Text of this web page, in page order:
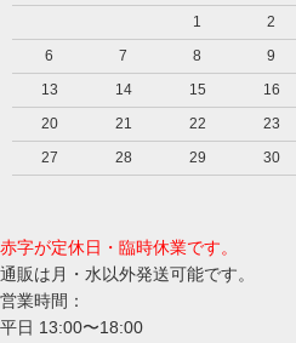
1
2
6
7 8 9
13
14 15 16
20
21 22 23
27
28 29 30
赤字が定休日・臨時休業です。
通販は月・水以外発送可能です。
営業時間：
平日 13:00〜18:00